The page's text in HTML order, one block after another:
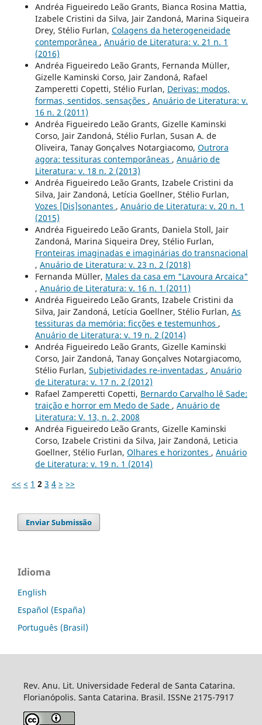
Andréa Figueiredo Leão Grants, Bianca Rosina Mattia,
Izabele Cristini da Silva, Jair Zandoná, Marina Siqueira
Drey, Stélio Furlan, Colagens da heterogeneidade
contemporânea , Anuário de Literatura: v. 21 n. 1
(2016)
Andréa Figueiredo Leão Grants, Fernanda Müller,
Gizelle Kaminski Corso, Jair Zandoná, Rafael
Zamperetti Copetti, Stélio Furlan, Derivas: modos,
formas, sentidos, sensações , Anuário de Literatura: v.
16 n. 2 (2011)
Andréa Figueiredo Leão Grants, Gizelle Kaminski
Corso, Jair Zandoná, Stélio Furlan, Susan A. de
Oliveira, Tanay Gonçalves Notargiacomo, Outrora
agora: tessituras contemporâneas , Anuário de
Literatura: v. 18 n. 2 (2013)
Andréa Figueiredo Leão Grants, Izabele Cristini da
Silva, Jair Zandoná, Letícia Goellner, Stélio Furlan,
Vozes [Dis]sonantes , Anuário de Literatura: v. 20 n. 1
(2015)
Andréa Figueiredo Leão Grants, Daniela Stoll, Jair
Zandoná, Marina Siqueira Drey, Stélio Furlan,
Fronteiras imaginadas e imaginárias do transnacional
, Anuário de Literatura: v. 23 n. 2 (2018)
Fernanda Müller, Males da casa em "Lavoura Arcaica"
, Anuário de Literatura: v. 16 n. 1 (2011)
Andréa Figueiredo Leão Grants, Izabele Cristini da
Silva, Jair Zandoná, Letícia Goellner, Stélio Furlan, As
tessituras da memória: ficções e testemunhos ,
Anuário de Literatura: v. 19 n. 2 (2014)
Andréa Figueiredo Leão Grants, Gizelle Kaminski
Corso, Jair Zandoná, Tanay Gonçalves Notargiacomo,
Stélio Furlan, Subjetividades re-inventadas , Anuário
de Literatura: v. 17 n. 2 (2012)
Rafael Zamperetti Copetti, Bernardo Carvalho lê Sade:
traição e horror em Medo de Sade , Anuário de
Literatura: V. 13, n. 2, 2008
Andréa Figueiredo Leão Grants, Gizelle Kaminski
Corso, Izabele Cristini da Silva, Jair Zandoná, Leticia
Goellner, Stélio Furlan, Olhares e horizontes , Anuário
de Literatura: v. 19 n. 1 (2014)
<< < 1 2 3 4 > >>
Enviar Submissão
Idioma
English
Español (España)
Português (Brasil)
Rev. Anu. Lit. Universidade Federal de Santa Catarina.
Florianópolis. Santa Catarina. Brasil. ISSNe 2175-7917